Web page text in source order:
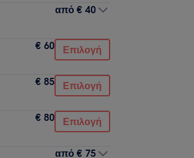
από € 40
€ 60 Επιλογή
€ 85 Επιλογή
€ 80 Επιλογή
από € 75